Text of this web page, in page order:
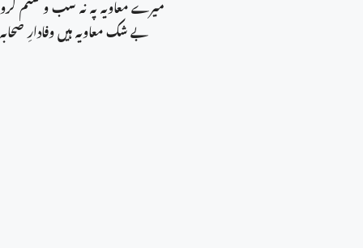
میرے معاویہ پہ نہ سب و شتم کرو
بے شک معاویہ ہیں وفادارِ صحابہ